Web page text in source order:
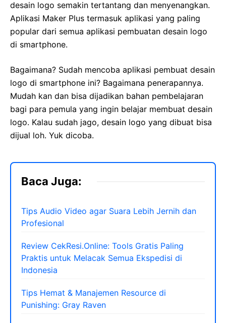
desain logo semakin tertantang dan menyenangkan.
Aplikasi Maker Plus termasuk aplikasi yang paling
popular dari semua aplikasi pembuatan desain logo
di smartphone.
Bagaimana? Sudah mencoba aplikasi pembuat desain
logo di smartphone ini? Bagaimana penerapannya.
Mudah kan dan bisa dijadikan bahan pembelajaran
bagi para pemula yang ingin belajar membuat desain
logo. Kalau sudah jago, desain logo yang dibuat bisa
dijual loh. Yuk dicoba.
Baca Juga:
Tips Audio Video agar Suara Lebih Jernih dan
Profesional
Review CekResi.Online: Tools Gratis Paling
Praktis untuk Melacak Semua Ekspedisi di
Indonesia
Tips Hemat & Manajemen Resource di
Punishing: Gray Raven